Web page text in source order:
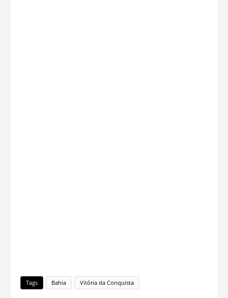
Tags Bahia Vitória da Conquista